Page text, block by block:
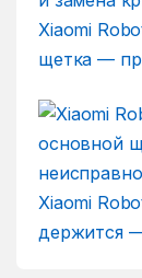
Xiaomi
щетка —
Xiaomi
держится